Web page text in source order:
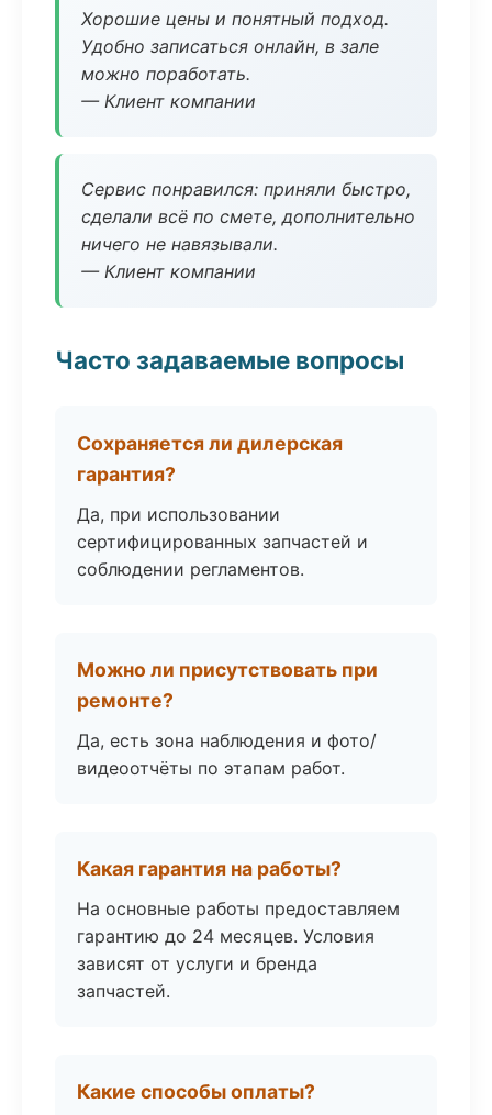
Хорошие цены и понятный подход.
Удобно записаться онлайн, в зале
можно поработать.
— Клиент компании
Сервис понравился: приняли быстро,
сделали всё по смете, дополнительно
ничего не навязывали.
— Клиент компании
Часто задаваемые вопросы
Сохраняется ли дилерская
гарантия?
Да, при использовании
сертифицированных запчастей и
соблюдении регламентов.
Можно ли присутствовать при
ремонте?
Да, есть зона наблюдения и фото/
видеоотчёты по этапам работ.
Какая гарантия на работы?
На основные работы предоставляем
гарантию до 24 месяцев. Условия
зависят от услуги и бренда
запчастей.
Какие способы оплаты?